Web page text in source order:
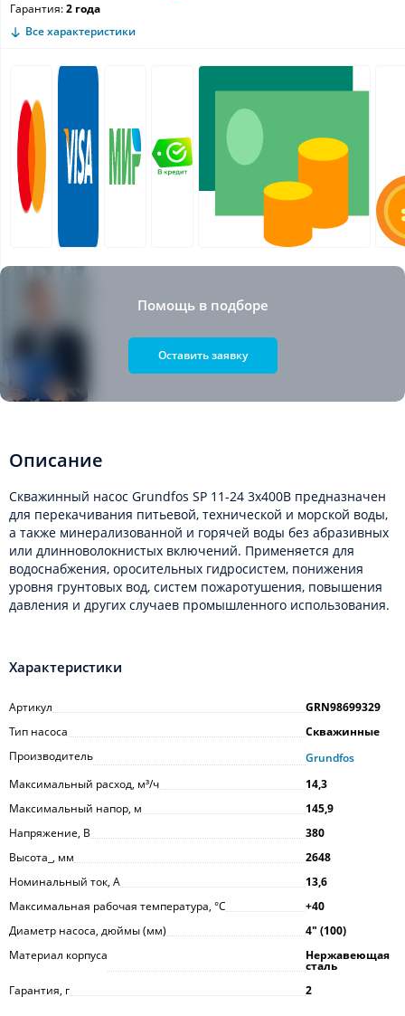
Гарантия:2 года
Все характеристики
Помощь в подборе
Оставить заявку
Описание
Скважинный насос Grundfos SP 11-24 3x400В предназначен
для перекачивания питьевой, технической и морской воды,
а также минерализованной и горячей воды без абразивных
или длинноволокнистых включений. Применяется для
водоснабжения, оросительных гидросистем, понижения
уровня грунтовых вод, систем пожаротушения, повышения
давления и других случаев промышленного использования.
Характеристики
Артикул
GRN98699329
Тип насоса
Скважинные
Производитель
Grundfos
Максимальный расход, м³/ч
14,3
Максимальный напор, м
145,9
Напряжение, В
380
Высота_, мм
2648
Номинальный ток, А
13,6
Максимальная рабочая температура, °С
+40
Диаметр насоса, дюймы (мм)
4ʺ (100)
Материал корпуса
Нержавеющая
сталь
Гарантия, г
2